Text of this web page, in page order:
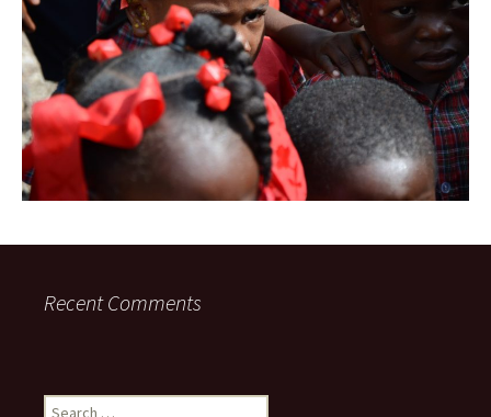
Recent Comments
Search